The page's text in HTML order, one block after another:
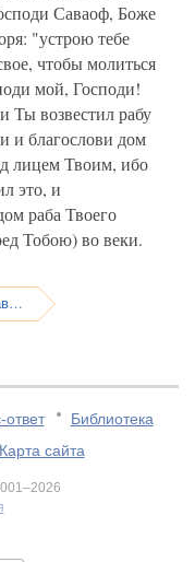
Саваоф, Боже
"устрою тебе
чтобы молиться
мой, Господи!
Ты возвестил рабу
благослови дом
лицем Твоим, ибо
это, и
раба Твоего
Тобою) во веки.
Вторая книга Царств, Глава 8
ответ
Библиотека
Карта сайта